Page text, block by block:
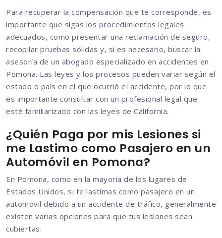
Para recuperar la compensación que te corresponde, es
importante que sigas los procedimientos legales
adecuados, como presentar una reclamación de seguro,
recopilar pruebas sólidas y, si es necesario, buscar la
asesoría de un abogado especializado en accidentes en
Pomona. Las leyes y los procesos pueden variar según el
estado o país en el que ocurrió el accidente, por lo que
es importante consultar con un profesional legal que
esté familiarizado con las leyes de California.
¿Quién Paga por mis Lesiones si
me Lastimo como Pasajero en un
Automóvil en Pomona?
En Pomona, como en la mayoría de los lugares de
Estados Unidos, si te lastimas como pasajero en un
automóvil debido a un accidente de tráfico, generalmente
existen varias opciones para que tus lesiones sean
cubiertas: